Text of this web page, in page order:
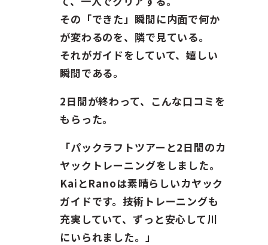
その「できた」瞬間に内面で何か
が変わるのを、隣で見ている。
それがガイドをしていて、嬉しい
瞬間である。
2日間が終わって、こんな口コミを
もらった。
「パックラフトツアーと2日間のカ
ヤックトレーニングをしました。
KaiとRanoは素晴らしいカヤック
ガイドです。技術トレーニングも
充実していて、ずっと安心して川
にいられました。」